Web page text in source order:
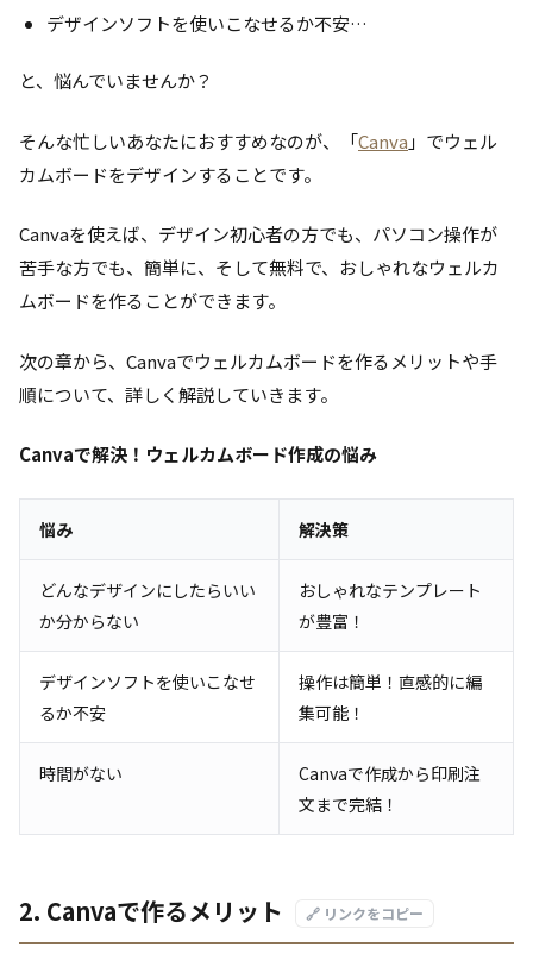
デザインソフトを使いこなせるか不安…
と、悩んでいませんか？
そんな忙しいあなたにおすすめなのが、「Canva 」でウェル
カムボードをデザインすることです。
Canvaを使えば、デザイン初心者の方でも、パソコン操作が
苦手な方でも、簡単に、そして無料で、おしゃれなウェルカ
ムボードを作ることができます。
次の章から、Canvaでウェルカムボードを作るメリットや手
順について、詳しく解説していきます。
Canvaで解決！ウェルカムボード作成の悩み
悩み 解決策
どんなデザインにしたらいい
か分からない
おしゃれなテンプレート
が豊富！
デザインソフトを使いこなせ
るか不安
操作は簡単！直感的に編
集可能！
時間がない
Canvaで作成から印刷注
文まで完結！
2. Canvaで作るメリット 🔗 リンクをコピー